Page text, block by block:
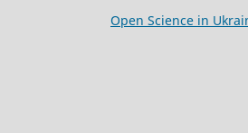
Open Science in